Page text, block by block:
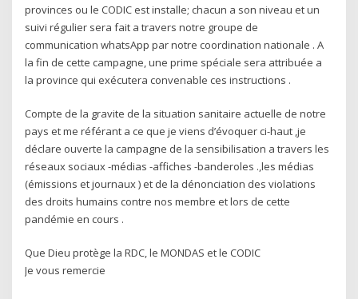
provinces ou le CODIC est installe; chacun a son niveau et un
suivi régulier sera fait a travers notre groupe de
communication whatsApp par notre coordination nationale . A
la fin de cette campagne, une prime spéciale sera attribuée a
la province qui exécutera convenable ces instructions .
Compte de la gravite de la situation sanitaire actuelle de notre
pays et me référant a ce que je viens d’évoquer ci-haut ,je
déclare ouverte la campagne de la sensibilisation a travers les
réseaux sociaux -médias -affiches -banderoles .,les médias
(émissions et journaux ) et de la dénonciation des violations
des droits humains contre nos membre et lors de cette
pandémie en cours .
Que Dieu protège la RDC, le MONDAS et le CODIC
Je vous remercie